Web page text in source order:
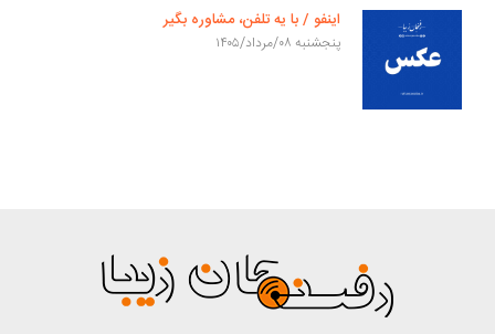
اینفو / با یه تلفن، مشاوره بگیر
پنجشنبه ۰۸/مرداد/۱۴۰۵